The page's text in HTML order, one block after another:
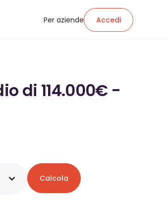
Per aziende Accedi
di 114.000€ -
Calcola